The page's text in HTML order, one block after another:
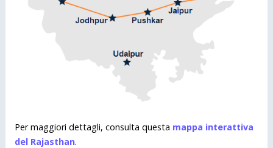
Per maggiori dettagli, consulta questa mappa interattiva
del Rajasthan.